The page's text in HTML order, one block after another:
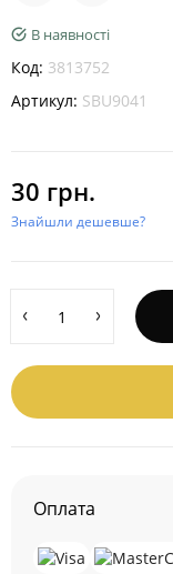
В наявності
Код: 3813752
Артикул: SBU9041
30 грн.
Знайшли дешевше?
Оплата